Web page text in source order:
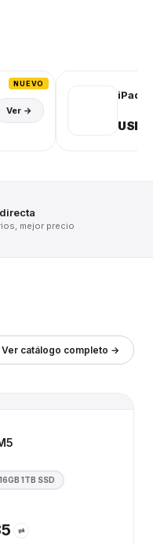
NUEVO
Ver →
iPad
USD
mejor precio
Ver catálogo completo →
16GB 1TB SSD
⇄